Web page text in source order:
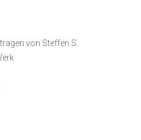
von Steffen S.